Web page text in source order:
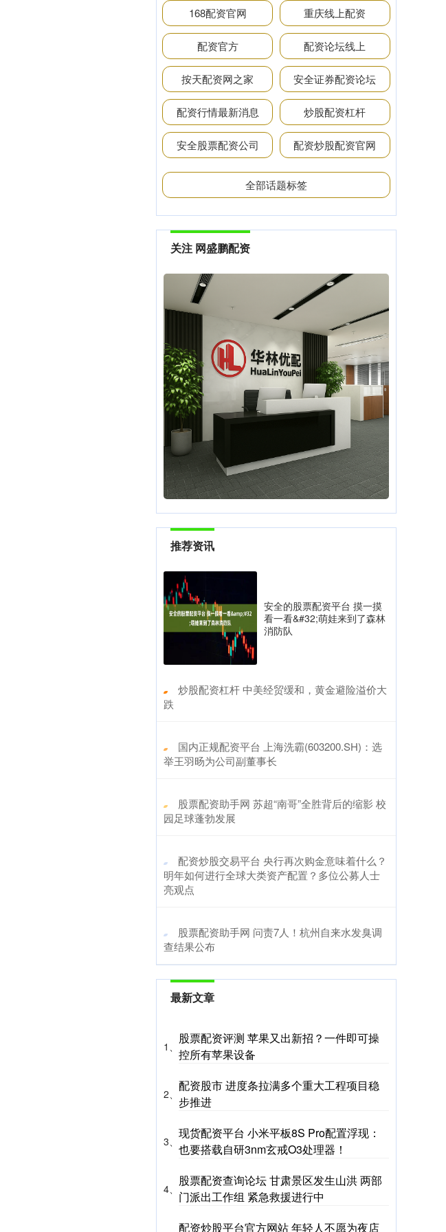
168配资官网 重庆线上配资
配资官方 配资论坛线上
按天配资网之家 安全证券配资论坛
配资行情最新消息 炒股配资杠杆
安全股票配资公司 配资炒股配资官网
全部话题标签
关注 网盛鹏配资
推荐资讯
安全的股票配资平台 摸一摸
看一看&#32;萌娃来到了森林
消防队
​炒股配资杠杆 中美经贸缓和，黄金避险溢价大
跌
​国内正规配资平台 上海洗霸(603200.SH)：选
举王羽旸为公司副董事长
​股票配资助手网 苏超“南哥”全胜背后的缩影 校
园足球蓬勃发展
​配资炒股交易平台 央行再次购金意味着什么？
明年如何进行全球大类资产配置？多位公募人士
亮观点
​股票配资助手网 问责7人！杭州自来水发臭调
查结果公布
最新文章
1、
股票配资评测 苹果又出新招？一件即可操
控所有苹果设备
2、
配资股市 进度条拉满多个重大工程项目稳
步推进
3、
现货配资平台 小米平板8S Pro配置浮现：
也要搭载自研3nm玄戒O3处理器！
4、
股票配资查询论坛 甘肃景区发生山洪 两部
门派出工作组 紧急救援进行中
配资炒股平台官方网站 年轻人不愿为夜店